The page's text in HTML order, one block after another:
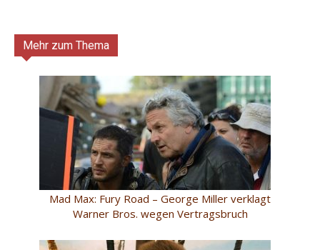
Mehr zum Thema
Mad Max: Fury Road – George Miller verklagt
Warner Bros. wegen Vertragsbruch